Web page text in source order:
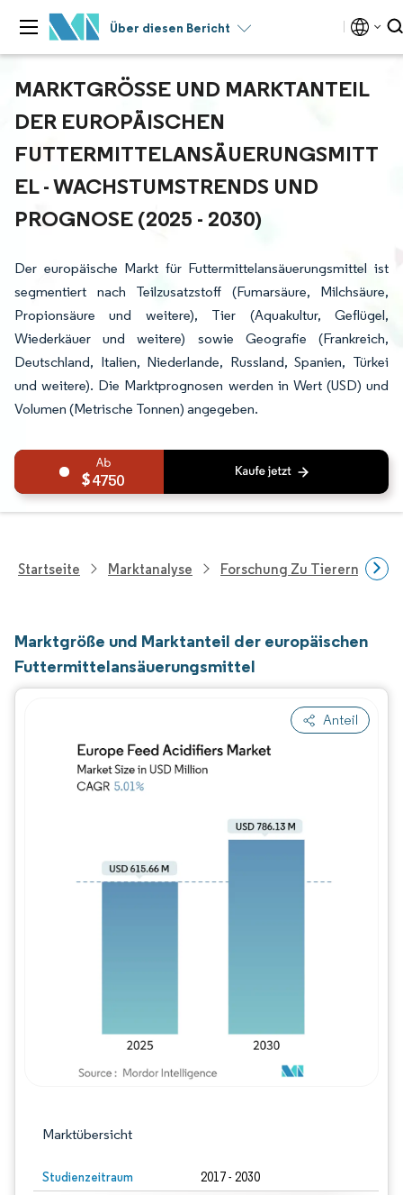
Über diesen Bericht
MARKTGRÖSSE UND MARKTANTEIL D
ER EUROPÄISCHEN F
UTTERMITTELANSÄUERUNGSMITTE
L - WACHSTUMSTRENDS UND P
ROGNOSE (2025 - 2030)
Der europäische Markt für Futtermittelansäuerungsmittel ist
segmentiert nach Teilzusatzstoff (Fumarsäure, Milchsäure,
Propionsäure und weitere), Tier (Aquakultur, Geflügel,
Wiederkäuer und weitere) sowie Geografie (Frankreich,
Deutschland, Italien, Niederlande, Russland, Spanien, Türkei
und weitere). Die Marktprognosen werden in Wert (USD) und
Volumen (Metrische Tonnen) angegeben.
4750
Startseite Marktanalyse Forschung Zu
Marktgröße und Marktanteil der europäischen
Futtermittelansäuerungsmittel
Anteil
Marktübersicht
Studienzeitraum 2017 - 2030